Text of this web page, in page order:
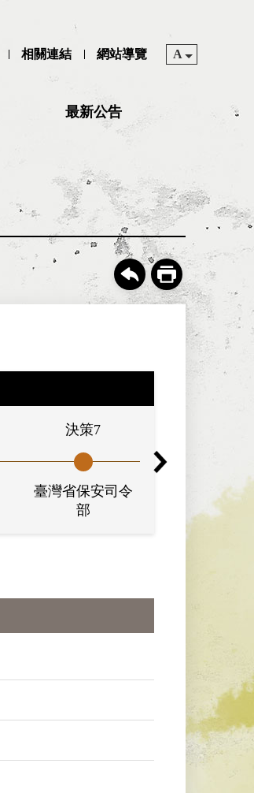
相關連結 網站導覽 A
最新公告
決策7
臺灣省保安司令
部
臺灣省保安司令
部